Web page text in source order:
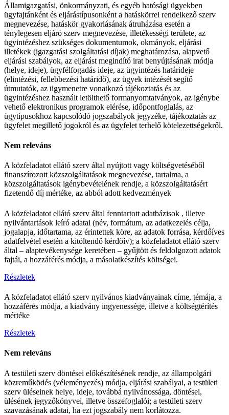
Államigazgatási, önkormányzati, és egyéb hatósági ügyekben
ügyfajtánként és eljárástípusonként a hatáskörrel rendelkező szerv
megnevezése, hatáskör gyakorlásának átruházása esetén a
ténylegesen eljáró szerv megnevezése, illetékességi területe, az
ügyintézéshez szükséges dokumentumok, okmányok, eljárási
illetékek (igazgatási szolgáltatási díjak) meghatározása, alapvető
eljárási szabályok, az eljárást megindító irat benyújtásának módja
(helye, ideje), ügyfélfogadás ideje, az ügyintézés határideje
(elintézési, fellebbezési határidő), az ügyek intézését segítő
útmutatók, az ügymenetre vonatkozó tájékoztatás és az
ügyintézéshez használt letölthető formanyomtatványok, az igénybe
vehető elektronikus programok elérése, időpontfoglalás, az
ügytípusokhoz kapcsolódó jogszabályok jegyzéke, tájékoztatás az
ügyfelet megillető jogokról és az ügyfelet terhelő kötelezettségekről.
Nem releváns
A közfeladatot ellátó szerv által nyújtott vagy költségvetéséből
finanszírozott közszolgáltatások megnevezése, tartalma, a
közszolgáltatások igénybevételének rendje, a közszolgáltatásért
fizetendő díj mértéke, az abból adott kedvezmények
A közfeladatot ellátó szerv által fenntartott adatbázisok , illetve
nyilvántartások leíró adatai (név, formátum, az adatkezelés célja,
jogalapja, időtartama, az érintettek köre, az adatok forrása, kérdőíves
adatfelvétel esetén a kitöltendő kérdőív); a közfeladatot ellátó szerv
által – alaptevékenysége keretében – gyűjtött és feldolgozott adatok
fajtái, a hozzáférés módja, a másolatkészítés költségei.
Részletek
A közfeladatot ellátó szerv nyilvános kiadványainak címe, témája, a
hozzáférés módja, a kiadvány ingyenessége, illetve a költségtérítés
mértéke
Részletek
Nem releváns
A testületi szerv döntései előkészítésének rendje, az állampolgári
közreműködés (véleményezés) módja, eljárási szabályai, a testületi
szerv üléseinek helye, ideje, továbbá nyilvánossága, döntései,
ülésének jegyzőkönyvei, illetve összefoglalói; a testületi szerv
szavazásának adatai, ha ezt jogszabály nem korlátozza.